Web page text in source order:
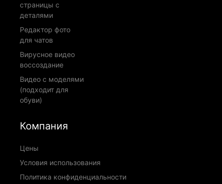
страницы с
деталями
Редактор фото
для чатов
Вирусное видео
воссоздание
Видео с моделями
(подходит для
обуви)
Компания
Цены
Условия использования
Политика конфиденциальности